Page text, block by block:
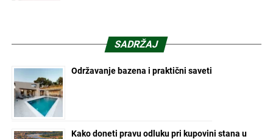
SADRŽAJ
Održavanje bazena i praktični saveti
Kako doneti pravu odluku pri kupovini stana u